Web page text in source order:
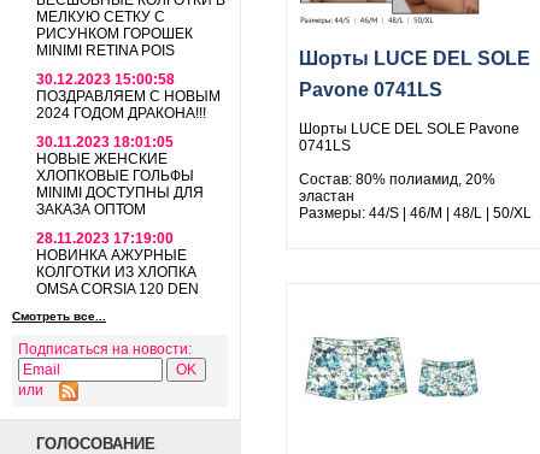
МЕЛКУЮ СЕТКУ С
РИСУНКОМ ГОРОШЕК
MINIMI RETINA POIS
30.12.2023 15:00:58
ПОЗДРАВЛЯЕМ С НОВЫМ
2024 ГОДОМ ДРАКОНА!!!
30.11.2023 18:01:05
НОВЫЕ ЖЕНСКИЕ
ХЛОПКОВЫЕ ГОЛЬФЫ
MINIMI ДОСТУПНЫ ДЛЯ
ЗАКАЗА ОПТОМ
28.11.2023 17:19:00
НОВИНКА АЖУРНЫЕ
КОЛГОТКИ ИЗ ХЛОПКА
OMSA CORSIA 120 DEN
Смотреть все...
Подписаться на новости:
или
ГОЛОСОВАНИЕ
Шорты LUCE DEL SOLE
Pavone 0741LS
Шорты LUCE DEL SOLE Pavone
0741LS
Состав: 80% полиамид, 20%
эластан
Размеры: 44/S | 46/M | 48/L | 50/XL